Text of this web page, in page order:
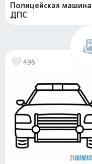
Полицейская
ДПС
496